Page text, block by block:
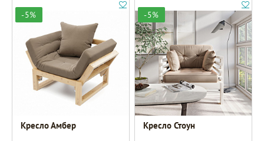
-5%
Кресло Амбер
-5%
Кресло Стоун